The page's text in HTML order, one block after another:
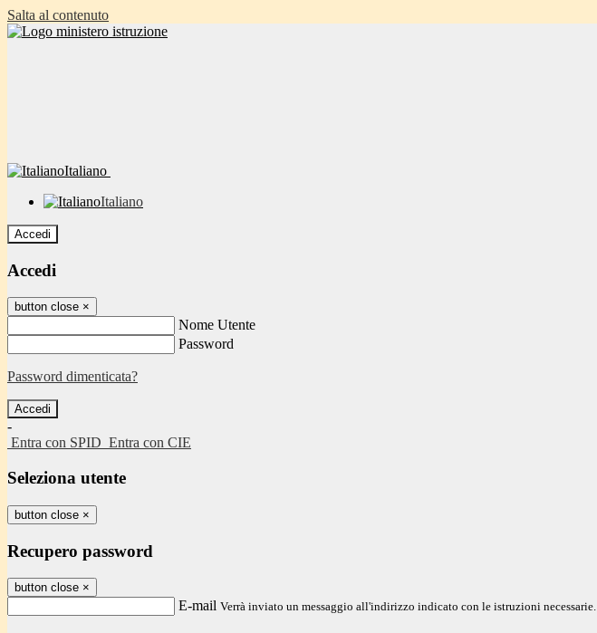
Salta al contenuto
Italiano
Italiano
Accedi
Accedi
button close ×
Nome Utente
Password
Password dimenticata?
-
Entra con SPID Entra con CIE
Seleziona utente
button close ×
Recupero password
button close ×
E-mail Verrà inviato un messaggio all'indirizzo indicato con le istruzioni necessarie.